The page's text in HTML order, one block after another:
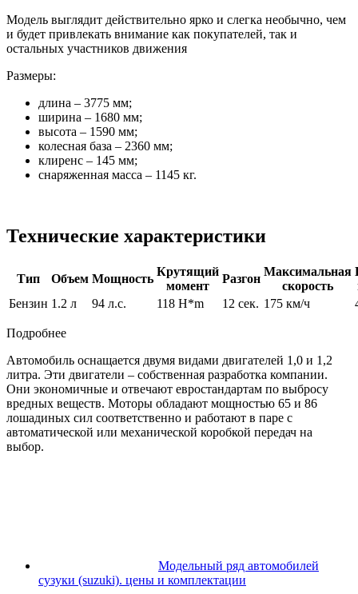
Модель выглядит действительно ярко и слегка необычно, чем
и будет привлекать внимание как покупателей, так и
остальных участников движения
Размеры:
длина – 3775 мм;
ширина – 1680 мм;
высота – 1590 мм;
колесная база – 2360 мм;
клиренс – 145 мм;
снаряженная масса – 1145 кг.
Технические характеристики
Тип Объем Мощность
Крутящий
момент
Разгон
Максимальная
скорость
Бензин 1.2 л 94 л.с. 118 H*m 12 сек. 175 км/ч
Подробнее
Автомобиль оснащается двумя видами двигателей 1,0 и 1,2
литра. Эти двигатели – собственная разработка компании.
Они экономичные и отвечают евростандартам по выбросу
вредных веществ. Моторы обладают мощностью 65 и 86
лошадиных сил соответственно и работают в паре с
автоматической или механической коробкой передач на
выбор.
Модельный ряд автомобилей
сузуки (suzuki). цены и комплектации